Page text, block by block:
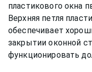
пластикового окна
Верхняя петля
обеспечивает
закрытии оконной
функционировать